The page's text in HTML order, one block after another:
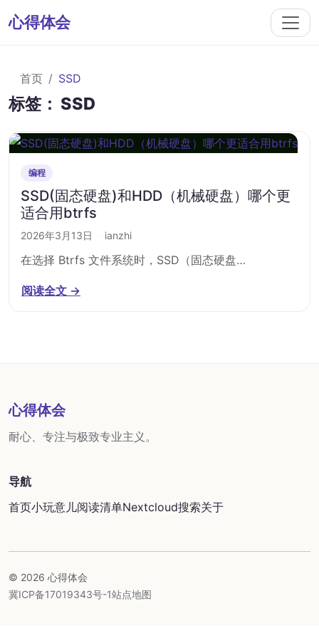
心得体会
首页 SSD
标签： SSD
编程
SSD(固态硬盘)和HDD（机械硬盘）哪个更
适合用btrfs
2026年3月13日 ianzhi
在选择 Btrfs 文件系统时，SSD（固态硬盘…
阅读全文 →
心得体会
耐心、专注与极致专业主义。
导航
首页小玩意儿阅读清单Nextcloud搜索关于
© 2026 心得体会
冀ICP备17019343号-1站点地图